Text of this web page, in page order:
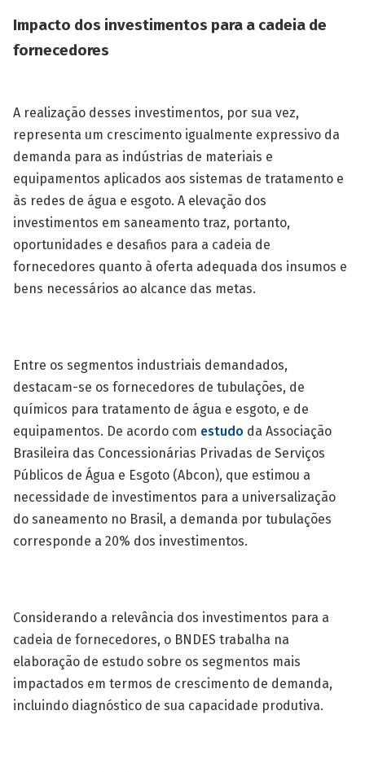
Impacto dos investimentos para a cadeia de
fornecedores
A realização desses investimentos, por sua vez,
representa um crescimento igualmente expressivo da
demanda para as indústrias de materiais e
equipamentos aplicados aos sistemas de tratamento e
às redes de água e esgoto. A elevação dos
investimentos em saneamento traz, portanto,
oportunidades e desafios para a cadeia de
fornecedores quanto à oferta adequada dos insumos e
bens necessários ao alcance das metas.
Entre os segmentos industriais demandados,
destacam-se os fornecedores de tubulações, de
químicos para tratamento de água e esgoto, e de
equipamentos. De acordo com estudo da Associação
Brasileira das Concessionárias Privadas de Serviços
Públicos de Água e Esgoto (Abcon), que estimou a
necessidade de investimentos para a universalização
do saneamento no Brasil, a demanda por tubulações
corresponde a 20% dos investimentos.
Considerando a relevância dos investimentos para a
cadeia de fornecedores, o BNDES trabalha na
elaboração de estudo sobre os segmentos mais
impactados em termos de crescimento de demanda,
incluindo diagnóstico de sua capacidade produtiva.